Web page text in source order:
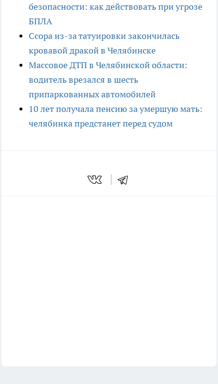
безопасности: как действовать при угрозе
БПЛА
Ссора из-за татуировки закончилась
кровавой дракой в Челябинске
Массовое ДТП в Челябинской области:
водитель врезался в шесть
припаркованных автомобилей
10 лет получала пенсию за умершую мать:
челябинка предстанет перед судом